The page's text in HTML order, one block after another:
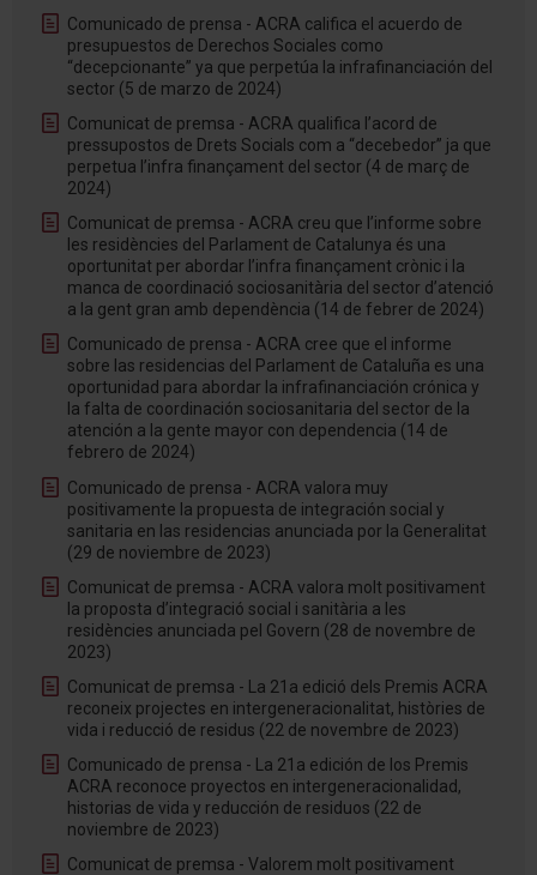
Comunicado de prensa - ACRA califica el acuerdo de
presupuestos de Derechos Sociales como
“decepcionante” ya que perpetúa la infrafinanciación del
sector (5 de marzo de 2024)
Comunicat de premsa - ACRA qualifica l’acord de
pressupostos de Drets Socials com a “decebedor” ja que
perpetua l’infra finançament del sector (4 de març de
2024)
Comunicat de premsa - ACRA creu que l’informe sobre
les residències del Parlament de Catalunya és una
oportunitat per abordar l’infra finançament crònic i la
manca de coordinació sociosanitària del sector d’atenció
a la gent gran amb dependència (14 de febrer de 2024)
Comunicado de prensa - ACRA cree que el informe
sobre las residencias del Parlament de Cataluña es una
oportunidad para abordar la infrafinanciación crónica y
la falta de coordinación sociosanitaria del sector de la
atención a la gente mayor con dependencia (14 de
febrero de 2024)
Comunicado de prensa - ACRA valora muy
positivamente la propuesta de integración social y
sanitaria en las residencias anunciada por la Generalitat
(29 de noviembre de 2023)
Comunicat de premsa - ACRA valora molt positivament
la proposta d’integració social i sanitària a les
residències anunciada pel Govern (28 de novembre de
2023)
Comunicat de premsa - La 21a edició dels Premis ACRA
reconeix projectes en intergeneracionalitat, històries de
vida i reducció de residus (22 de novembre de 2023)
Comunicado de prensa - La 21a edición de los Premis
ACRA reconoce proyectos en intergeneracionalidad,
historias de vida y reducción de residuos (22 de
noviembre de 2023)
Comunicat de premsa - Valorem molt positivament